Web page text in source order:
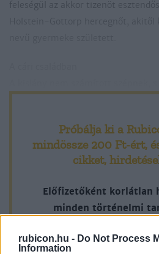
rubicon.hu - Do Not Process
Information
feleségül az akkor tizenöt
kortársak, köztük nevelője, Cardel
gondot jelentett a gőgös és
makacsságának letörése,
kislány Corneille, Racine, Molie`re,
a francia enciklopédisták, Diderot,
munkáit is nagy igyekezettel
Próbálja ki a
mindössze 200 Ft-ért,
cikket,
Előfizetőként korlátlan
minden történelmi
A legújabb